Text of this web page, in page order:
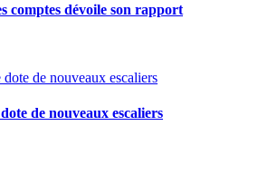
comptes dévoile son rapport
de nouveaux escaliers